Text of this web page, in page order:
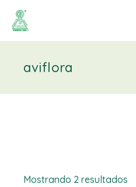
aviflora
Mostrando 2 resultados